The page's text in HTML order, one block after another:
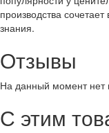
производства
знания.
Отзывы
На данный момент нет
С этим